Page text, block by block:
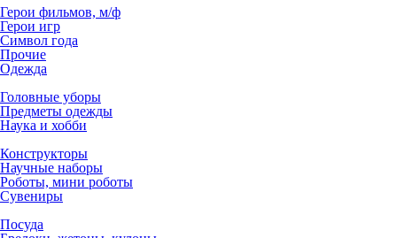
Герои фильмов, м/ф
Герои игр
Символ года
Прочие
Одежда
Головные уборы
Предметы одежды
Наука и хобби
Конструкторы
Научные наборы
Роботы, мини роботы
Сувениры
Посуда